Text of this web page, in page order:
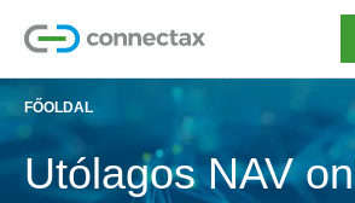
tartalomra
FŐOLDAL
Utólagos NAV